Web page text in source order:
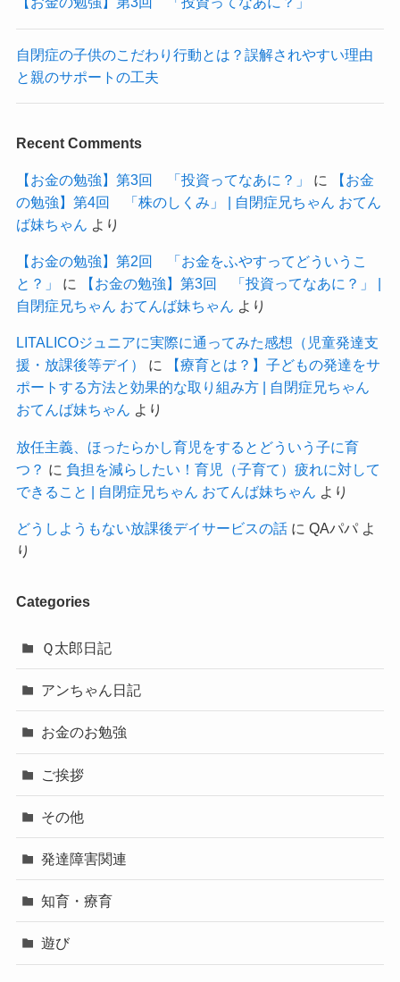
自閉症の子供のこだわり行動とは？誤解されやすい理由
と親のサポートの工夫
Recent Comments
【お金の勉強】第3回 「投資ってなあに？」 に
【お金
の勉強】第4回 「株のしくみ」 | 自閉症兄ちゃん おてん
ば妹ちゃん より
【お金の勉強】第2回 「お金をふやすってどういうこ
と？」
に
【お金の勉強】第3回 「投資ってなあに？」 |
自閉症兄ちゃん おてんば妹ちゃん より
LITALICOジュニアに実際に通ってみた感想（児童発達支
援・放課後等デイ）
に
【療育とは？】子どもの発達をサ
ポートする方法と効果的な取り組み方 | 自閉症兄ちゃん
おてんば妹ちゃん より
放任主義、ほったらかし育児をするとどういう子に育
つ？ に 負担を減らしたい！育児（子育て）疲れに対して
できること | 自閉症兄ちゃん おてんば妹ちゃん
より
どうしようもない放課後デイサービスの話に QAパパよ
り
Categories
Ｑ太郎日記
アンちゃん日記
お金のお勉強
ご挨拶
その他
発達障害関連
知育・療育
遊び